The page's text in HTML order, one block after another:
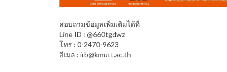
สอบถามข้อมูลเพิ่มเติมได้ที่
Line ID : @660tgdwz
โทร : 0-2470-9623
อีเมล : irb@kmutt.ac.th